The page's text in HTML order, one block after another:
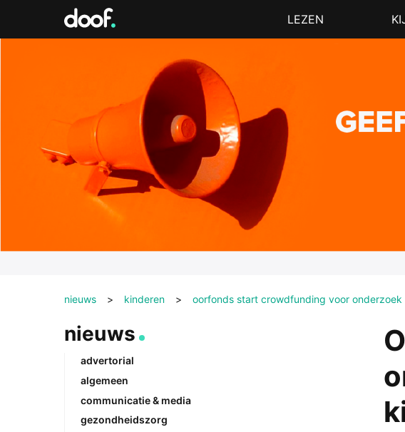
MenuLEZEN
nieuws > kinderen > oorfonds start crowdfunding voor
nieuws
advertorial
algemeen
communicatie & media
gezondheidszorg
Doof.nl